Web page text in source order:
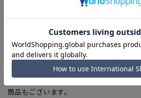
ある場合がございますので、予めご了承
■ゆとり感には個人差があります。サイ
入の目安としてご利用ください。
■生地や仕様・デザインにより、着用感
干の誤差が生じる場合がございます。予
■サイズスペックは仕上がりサイズを記
部、商品現物におすすめサイズ(ヌード
商品もございます。